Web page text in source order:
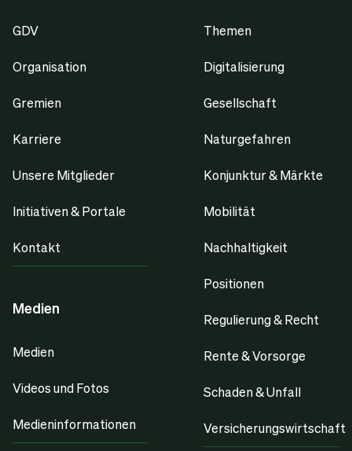
GDV
Organisation
Gremien
Karriere
Unsere Mitglieder
Initiativen & Portale
Kontakt
Medien
Medien
Videos und Fotos
Medieninformationen
Themen
Digitalisierung
Gesellschaft
Naturgefahren
Konjunktur & Märkte
Mobilität
Nachhaltigkeit
Positionen
Regulierung & Recht
Rente & Vorsorge
Schaden & Unfall
Versicherungswirtschaft